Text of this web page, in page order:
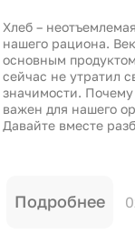
Хлеб –
нашего рациона.
основным
сейчас не утратил
значимости. Почему
важен для нашего
Давайте вместе
Подробнее